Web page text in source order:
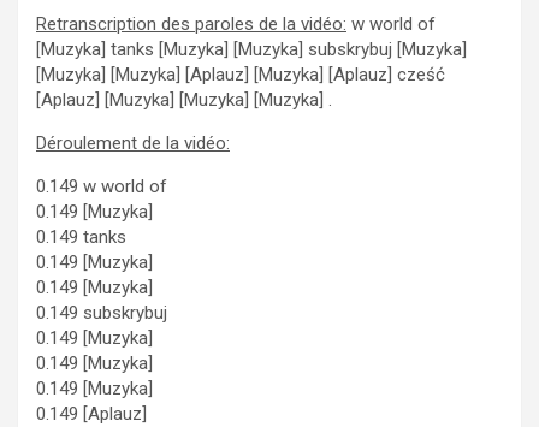
Retranscription des paroles de la vidéo: w world of
[Muzyka] tanks [Muzyka] [Muzyka] subskrybuj [Muzyka]
[Muzyka] [Muzyka] [Aplauz] [Muzyka] [Aplauz] cześć
[Aplauz] [Muzyka] [Muzyka] [Muzyka] .
Déroulement de la vidéo:
0.149 w world of
0.149 [Muzyka]
0.149 tanks
0.149 [Muzyka]
0.149 [Muzyka]
0.149 subskrybuj
0.149 [Muzyka]
0.149 [Muzyka]
0.149 [Muzyka]
0.149 [Aplauz]